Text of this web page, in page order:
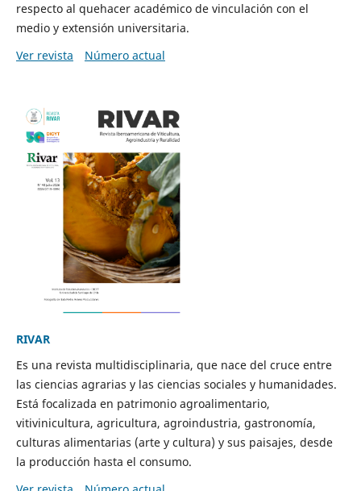
respecto al quehacer académico de vinculación con el
medio y extensión universitaria.
Ver revista
Número actual
RIVAR
Es una revista multidisciplinaria, que nace del cruce entre
las ciencias agrarias y las ciencias sociales y humanidades.
Está focalizada en patrimonio agroalimentario,
vitivinicultura, agricultura, agroindustria, gastronomía,
culturas alimentarias (arte y cultura) y sus paisajes, desde
la producción hasta el consumo.